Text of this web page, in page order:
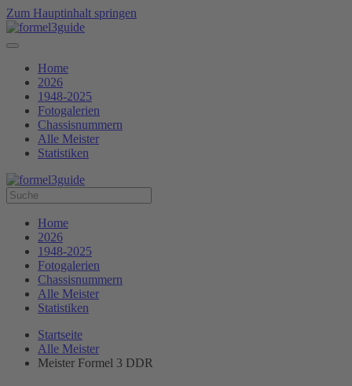
Zum Hauptinhalt springen
Home
2026
1948-2025
Fotogalerien
Chassisnummern
Alle Meister
Statistiken
Home
2026
1948-2025
Fotogalerien
Chassisnummern
Alle Meister
Statistiken
Startseite
Alle Meister
Meister Formel 3 DDR